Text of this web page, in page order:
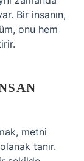
Bir insanın,
onu hem
metni
tanır.